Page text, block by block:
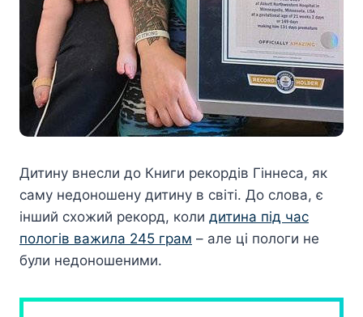
Дитину внесли до Книги рекордів Гіннеса, як
саму недоношену дитину в світі. До слова, є
інший схожий рекорд, коли дитина під час
пологів важила 245 грам – але ці пологи не
були недоношеними.